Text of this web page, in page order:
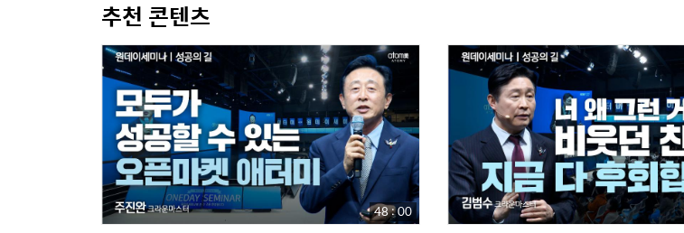
추천 콘텐츠
48 : 00